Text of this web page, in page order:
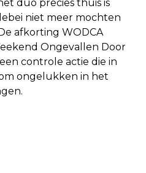
duo precies thuis is
niet meer mochten
afkorting WODCA
Ongevallen Door
controle actie die in
ongelukken in het